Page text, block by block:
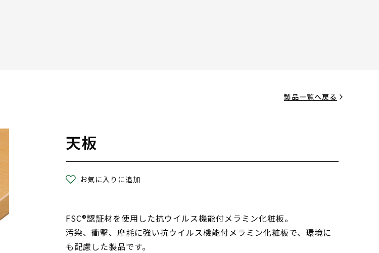
製品一覧へ戻る
天板
お気に入りに追加
FSC®認証材を使用した抗ウイルス機能付メラミン化粧板。
汚染、衝撃、摩耗に強い抗ウイルス機能付メラミン化粧板で、環境に
も配慮した製品です。